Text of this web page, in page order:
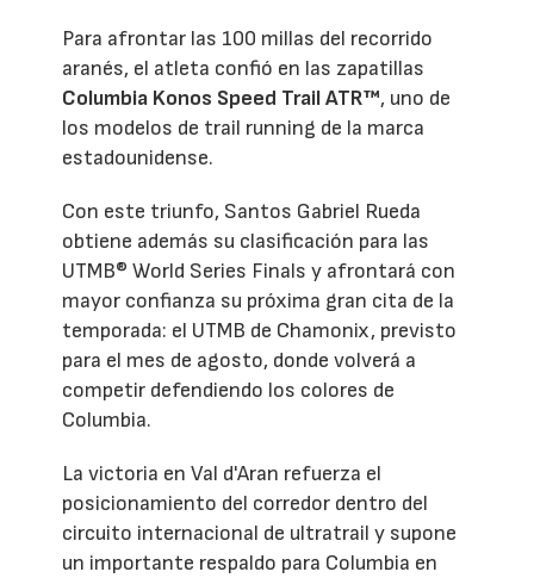
Para afrontar las 100 millas del recorrido
aranés, el atleta confió en las zapatillas
Columbia Konos Speed Trail ATR™, uno de
los modelos de trail running de la marca
estadounidense.
Con este triunfo, Santos Gabriel Rueda
obtiene además su clasificación para las
UTMB® World Series Finals y afrontará con
mayor confianza su próxima gran cita de la
temporada: el UTMB de Chamonix, previsto
para el mes de agosto, donde volverá a
competir defendiendo los colores de
Columbia.
La victoria en Val d'Aran refuerza el
posicionamiento del corredor dentro del
circuito internacional de ultratrail y supone
un importante respaldo para Columbia en